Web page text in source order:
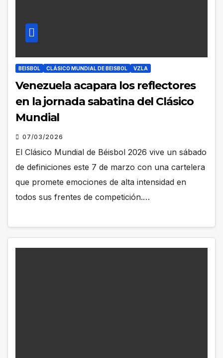
BEISBOL CLÁSICO MUNDIAL DE BEISBOL VZLA
Venezuela acapara los reflectores
en la jornada sabatina del Clásico
Mundial
07/03/2026
El Clásico Mundial de Béisbol 2026 vive un sábado
de definiciones este 7 de marzo con una cartelera
que promete emociones de alta intensidad en
todos sus frentes de competición.…